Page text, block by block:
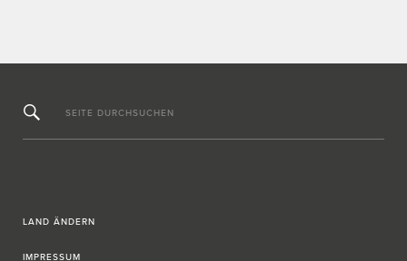
SEITE DURCHSUCHEN
LAND ÄNDERN
IMPRESSUM